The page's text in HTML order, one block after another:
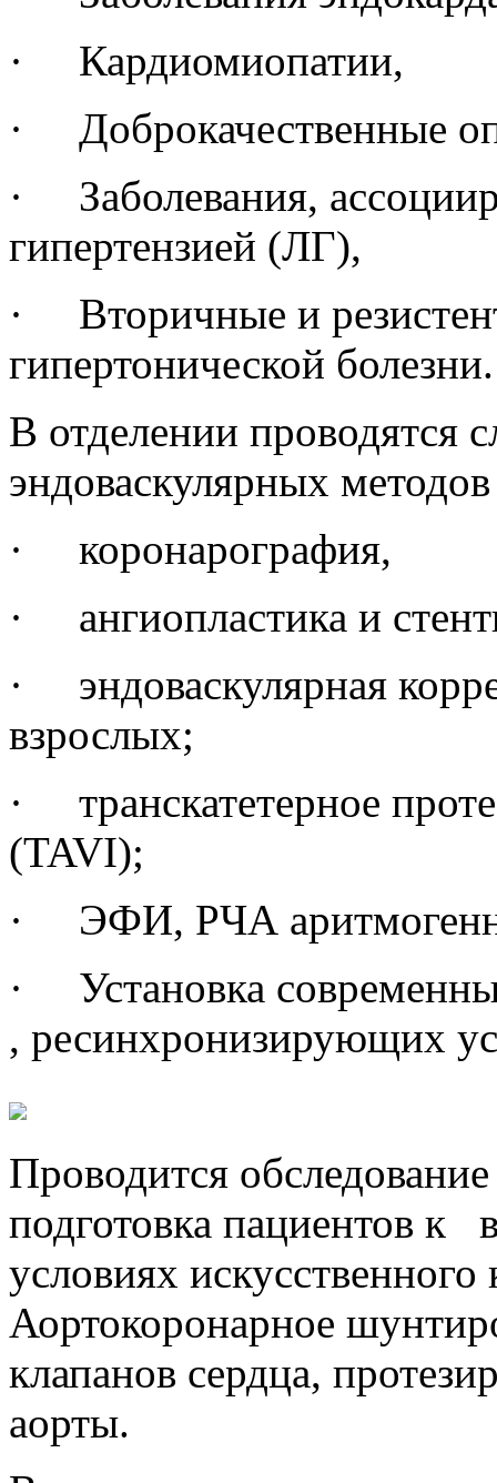
· Кардиомиопатии,
· Доброкачественные
· Заболевания,
гипертензией (ЛГ),
· Вторичные и
гипертонической болезни.
В отделении проводятся
эндоваскулярных
· коронарография,
· ангиопластика и
· эндоваскулярная
взрослых;
· транскатетерное
(TAVI);
· ЭФИ, РЧА
· Установка
, ресинхронизирующих
Проводится
подготовка пациентов к
условиях
Аортокоронарное
клапанов сердца,
аорты.